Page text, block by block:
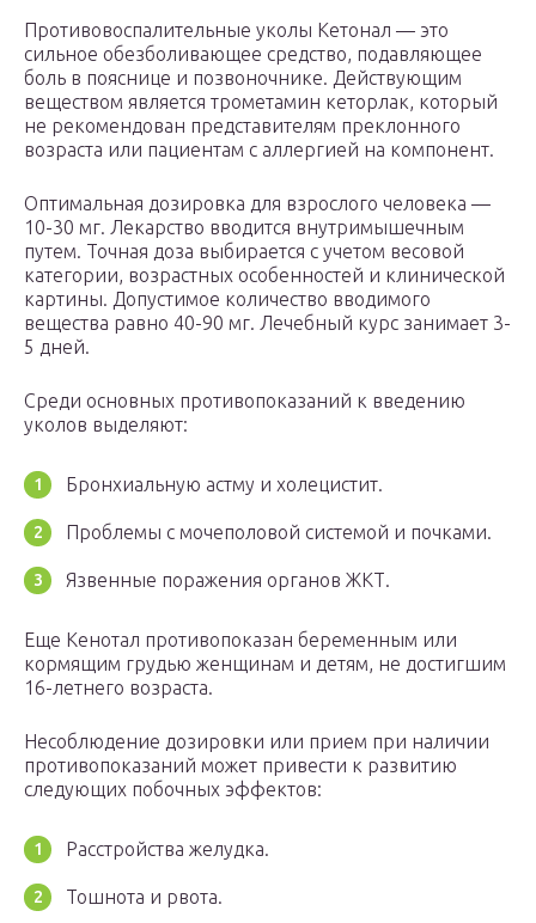
Противовоспалительные уколы Кетонал — это
сильное обезболивающее средство, подавляющее
боль в пояснице и позвоночнике. Действующим
веществом является трометамин кеторлак, который
не рекомендован представителям преклонного
возраста или пациентам с аллергией на компонент.
Оптимальная дозировка для взрослого человека —
10-30 мг. Лекарство вводится внутримышечным
путем. Точная доза выбирается с учетом весовой
категории, возрастных особенностей и клинической
картины. Допустимое количество вводимого
вещества равно 40-90 мг. Лечебный курс занимает 3-
5 дней.
Среди основных противопоказаний к введению
уколов выделяют:
Бронхиальную астму и холецистит.
Проблемы с мочеполовой системой и почками.
Язвенные поражения органов ЖКТ.
Еще Кенотал противопоказан беременным или
кормящим грудью женщинам и детям, не достигшим
16-летнего возраста.
Несоблюдение дозировки или прием при наличии
противопоказаний может привести к развитию
следующих побочных эффектов:
Расстройства желудка.
Тошнота и рвота.